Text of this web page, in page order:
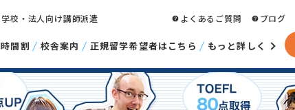
時間割 校舎案内 正規留学希望者はこちら もっと詳しく
学校・法人向け講師派遣 よくあるご質問 ブログ